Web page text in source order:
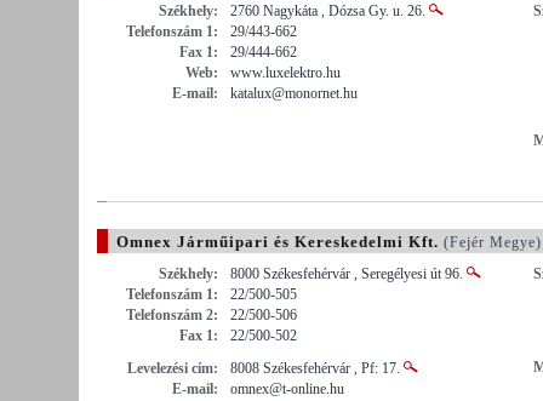
Székhely:
2760 Nagykáta , Dózsa Gy. u. 26.
Telefonszám 1:
29/443-662
Fax 1:
29/444-662
Web:
www.luxelektro.hu
E-mail:
katalux@monornet.hu
Omnex Járműipari és Kereskedelmi Kft. (Fejér Megye)
Székhely:
8000 Székesfehérvár , Seregélyesi út 96.
Telefonszám 1:
22/500-505
Telefonszám 2:
22/500-506
Fax 1:
22/500-502
Levelezési cím:
8008 Székesfehérvár , Pf: 17.
E-mail:
omnex@t-online.hu